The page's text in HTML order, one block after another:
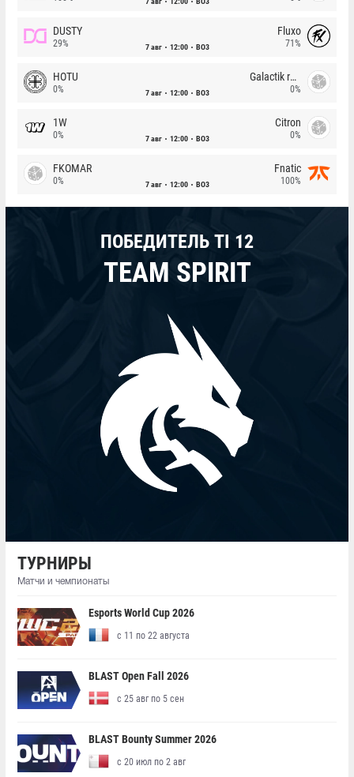
DUSTY
29% 7 авг 12:00 BO3
Fluxo
71%
HOTU
0% 7 авг 12:00 BO3
Galactik rebels
0%
1W
0% 7 авг 12:00 BO3
Citron
0%
FKOMAR
0% 7 авг 12:00 BO3
Fnatic
100%
ПОБЕДИТЕЛЬ TI 12
TEAM SPIRIT
ТУРНИРЫ
Матчи и чемпионаты
Esports World Cup 2026
с 11 по 22 августа
BLAST Open Fall 2026
с 25 авг по 5 сен
BLAST Bounty Summer 2026
с 20 июл по 2 авг